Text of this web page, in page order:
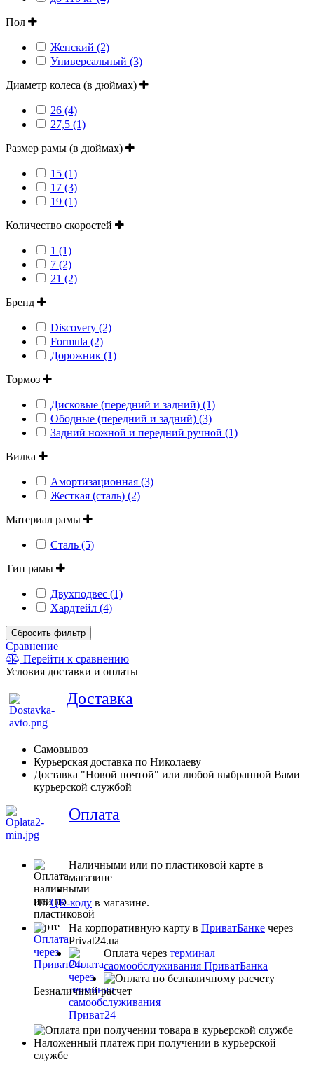
Пол
Женский (2)
Универсальный (3)
Диаметр колеса (в дюймах)
26 (4)
27,5 (1)
Размер рамы (в дюймах)
15 (1)
17 (3)
19 (1)
Количество скоростей
1 (1)
7 (2)
21 (2)
Бренд
Discovery (2)
Formula (2)
Дорожник (1)
Тормоз
Дисковые (передний и задний) (1)
Ободные (передний и задний) (3)
Задний ножной и передний ручной (1)
Вилка
Амортизационная (3)
Жесткая (сталь) (2)
Материал рамы
Сталь (5)
Тип рамы
Двухподвес (1)
Хардтейл (4)
Сбросить фильтр
Сравнение
Перейти к сравнению
Условия доставки и оплаты
Доставка
Самовывоз
Курьерская доставка по Николаеву
Доставка "Новой почтой" или любой выбранной Вами
курьерской службой
Оплата
Наличными или по пластиковой карте в
магазине
ПоQR-коду в магазине.
На корпоративную карту в ПриватБанке через
Privat24.ua
Оплата через терминал
саомообслуживания ПриватБанка
Безналичный расчет
Наложенный платеж при получении в курьерской
службе